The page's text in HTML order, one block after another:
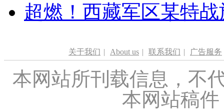
超燃！西藏军区某特
关于我们 | About us | 联系我们 | 广告服务
本网站所刊载信息，不
本网站稿